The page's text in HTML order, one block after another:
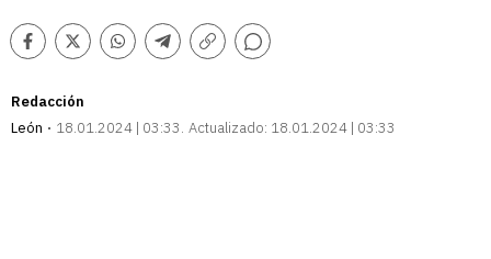
Facebook
TwitterWhatsappTelegram
Copiar
Comentarios
Redacción
León
18.01.2024 | 03:33 Actualizado: 18.01.2024 | 03:33